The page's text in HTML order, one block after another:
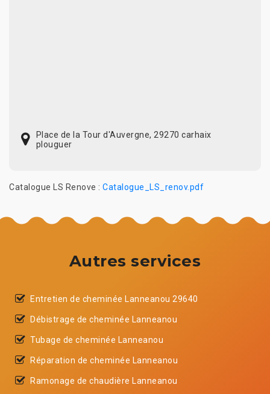
Place de la Tour d'Auvergne, 29270 carhaix
plouguer
Catalogue LS Renove : Catalogue_LS_renov.pdf
Autres services
Entretien de cheminée Lanneanou 29640
Débistrage de cheminée Lanneanou
Tubage de cheminée Lanneanou
Réparation de cheminée Lanneanou
Ramonage de chaudière Lanneanou